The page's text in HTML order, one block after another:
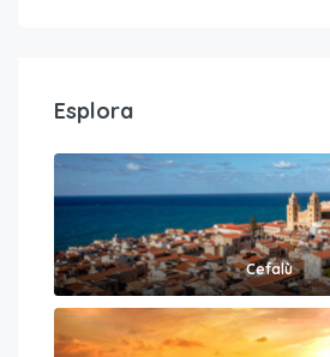
Esplora
Cefalù